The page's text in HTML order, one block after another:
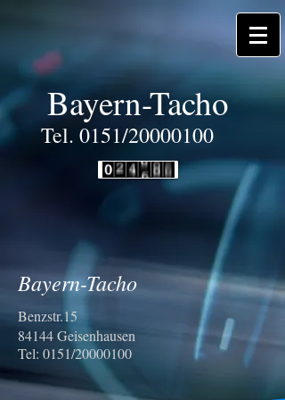
Bayern-Tacho
Tel. 0151/20000100
Bayern-Tacho
Benzstr.15
84144 Geisenhausen
Tel: 0151/20000100